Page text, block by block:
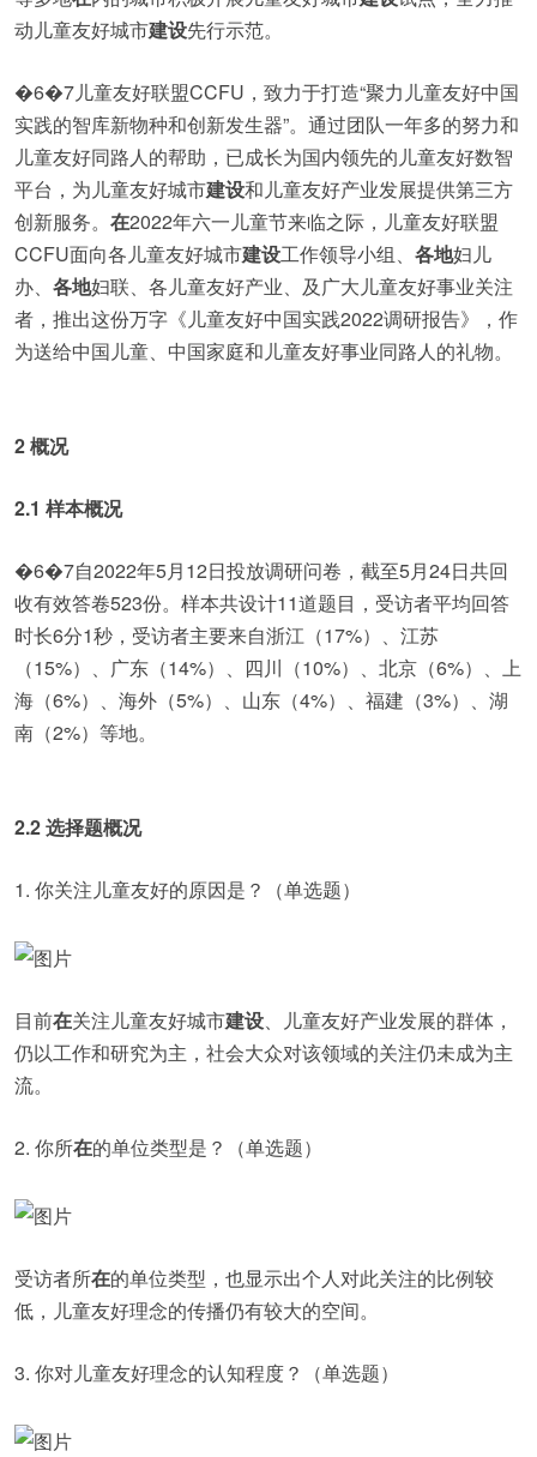
动儿童友好城市建设先行示范。
�6�7儿童友好联盟CCFU，致力于打造“聚力儿童友好中国
实践的智库新物种和创新发生器”。通过团队一年多的努力和
儿童友好同路人的帮助，已成长为国内领先的儿童友好数智
平台，为儿童友好城市建设和儿童友好产业发展提供第三方
创新服务。 在2022年六一儿童节来临之际，儿童友好联盟
CCFU面向各儿童友好城市建设工作领导小组、 各地妇儿
办、 各地妇联、各儿童友好产业、及广大儿童友好事业关注
者，推出这份万字《儿童友好中国实践2022调研报告》，作
为送给中国儿童、中国家庭和儿童友好事业同路人的礼物。
2 概况
2.1 样本概况
�6�7自2022年5月12日投放调研问卷，截至5月24日共回
收有效答卷523份。样本共设计11道题目，受访者平均回答
时长6分1秒，受访者主要来自浙江（17%）、江苏
（15%）、广东（14%）、四川（10%）、北京（6%）、上
海（6%）、海外（5%）、山东（4%）、福建（3%）、湖
南（2%）等地。
2.2 选择题概况
1. 你关注儿童友好的原因是？（单选题）
目前在关注儿童友好城市建设、儿童友好产业发展的群体，
仍以工作和研究为主，社会大众对该领域的关注仍未成为主
流。
2. 你所在的单位类型是？（单选题）
受访者所在的单位类型，也显示出个人对此关注的比例较
低，儿童友好理念的传播仍有较大的空间。
3. 你对儿童友好理念的认知程度？（单选题）